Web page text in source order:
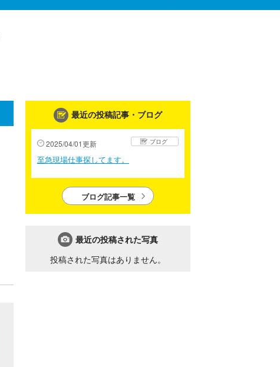
最近の投稿記事・ブログ
2025/04/01更新 ブログ
至急現場仕事探してます。
ブログ記事一覧
最近の投稿された写真
投稿された写真はありません。